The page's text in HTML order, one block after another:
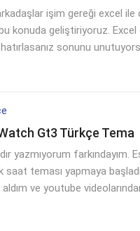
işim gereği excel ile
konuda geliştiriyoruz.
hatırlasanız sonunu
Gt3 Türkçe Tema
yazmıyorum farkındayım.
saat teması yapmaya
ve youtube